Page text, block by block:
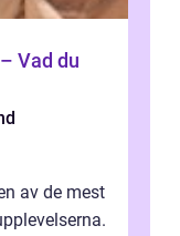
Vad du
av de mest